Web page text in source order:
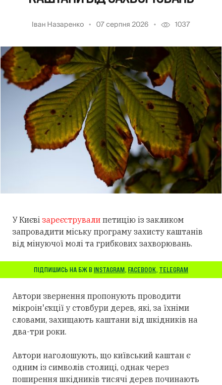
Іван Назаренко 07 серпня 2026 1037
У Києві зареєстрували петицію із закликом
запровадити міську програму захисту каштанів
від мінуючої молі та грибкових захворювань.
ПІДПИШИСЬ НА БЖ В INSTAGRAM, FACEBOOK, TELEGRAM
Автори звернення пропонують проводити
мікроін'єкції у стовбури дерев, які, за їхніми
словами, захищають каштани від шкідників на
два-три роки.
Автори наголошують, що київський каштан є
одним із символів столиці, однак через
поширення шкідників тисячі дерев починають